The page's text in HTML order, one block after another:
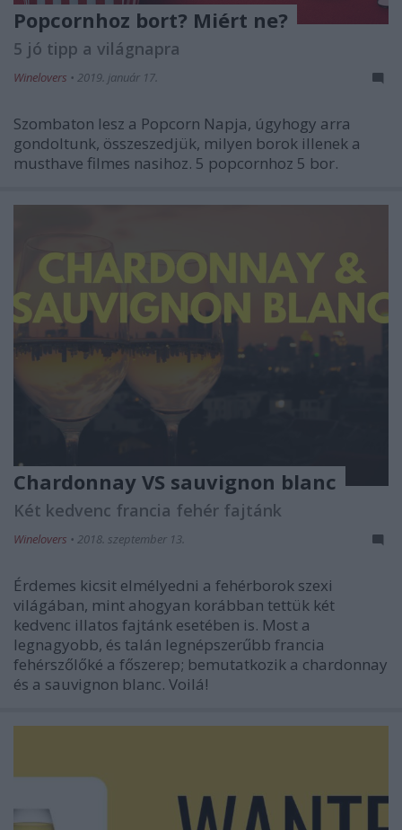
Popcornhoz bort? Miért ne?
5 jó tipp a világnapra
Winelovers • 2019. január 17.
Szombaton lesz a Popcorn Napja, úgyhogy arra
gondoltunk, összeszedjük, milyen borok illenek a
musthave filmes nasihoz. 5 popcornhoz 5 bor.
Chardonnay VS sauvignon blanc
Két kedvenc francia fehér fajtánk
Winelovers • 2018. szeptember 13.
Érdemes kicsit elmélyedni a fehérborok szexi
világában, mint ahogyan korábban tettük két
kedvenc illatos fajtánk esetében is. Most a
legnagyobb, és talán legnépszerűbb francia
fehérszőlőké a főszerep; bemutatkozik a chardonnay
és a sauvignon blanc. Voilá!